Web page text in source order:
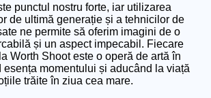
punctul nostru forte, iar utilizarea
de ultimă generație și a tehnicilor de
ne permite să oferim imagini de o
și un aspect impecabil. Fiecare
Worth Shoot este o operă de artă în
esența momentului și aducând la viață
trăite în ziua cea mare.